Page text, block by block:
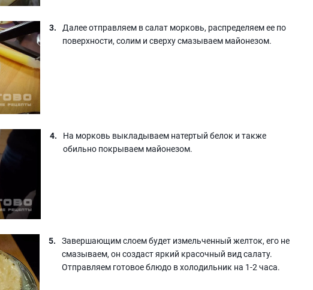
Далее отправляем в салат морковь, распределяем ее по
поверхности, солим и сверху смазываем майонезом.
На морковь выкладываем натертый белок и также
обильно покрываем майонезом.
Завершающим слоем будет измельченный желток, его не
смазываем, он создаст яркий красочный вид салату.
Отправляем готовое блюдо в холодильник на 1-2 часа.